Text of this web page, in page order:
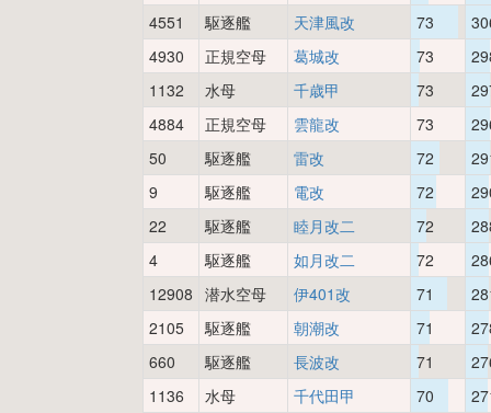
4551
駆逐艦 天津風改 73
4930
正規空母 葛城改 73
1132
水母 千歳甲 73
4884
正規空母 雲龍改 73
50
駆逐艦 雷改 72
9
駆逐艦 電改 72
22
駆逐艦 睦月改二 72
4
駆逐艦 如月改二 72
12908 潜水空母 伊401改 71
2105
駆逐艦 朝潮改 71
660
駆逐艦 長波改 71
1136
水母 千代田甲 70